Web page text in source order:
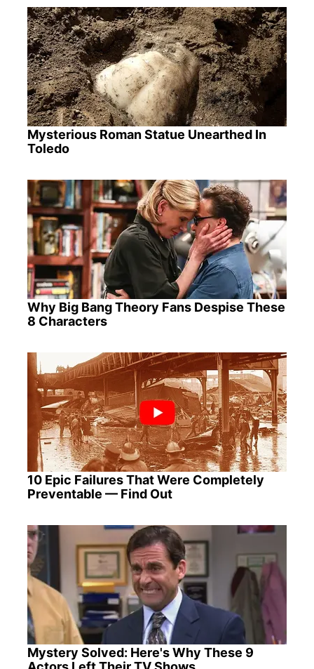
Mysterious Roman Statue Unearthed In
Toledo
Why Big Bang Theory Fans Despise These
8 Characters
10 Epic Failures That Were Completely
Preventable — Find Out
Mystery Solved: Here's Why These 9